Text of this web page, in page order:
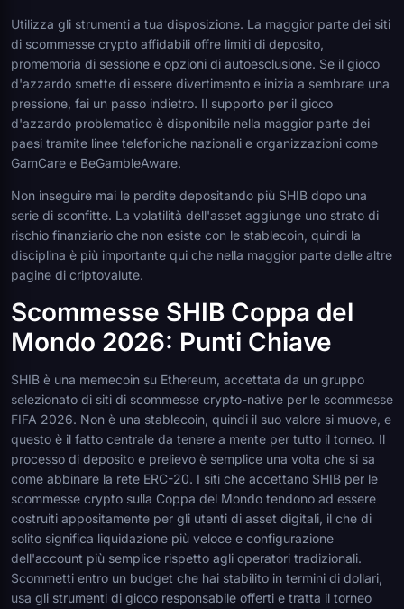
Utilizza gli strumenti a tua disposizione. La maggior parte dei siti
di scommesse crypto affidabili offre limiti di deposito,
promemoria di sessione e opzioni di autoesclusione. Se il gioco
d'azzardo smette di essere divertimento e inizia a sembrare una
pressione, fai un passo indietro. Il supporto per il gioco
d'azzardo problematico è disponibile nella maggior parte dei
paesi tramite linee telefoniche nazionali e organizzazioni come
GamCare e BeGambleAware.
Non inseguire mai le perdite depositando più SHIB dopo una
serie di sconfitte. La volatilità dell'asset aggiunge uno strato di
rischio finanziario che non esiste con le stablecoin, quindi la
disciplina è più importante qui che nella maggior parte delle altre
pagine di criptovalute.
Scommesse SHIB Coppa del
Mondo 2026: Punti Chiave
SHIB è una memecoin su Ethereum, accettata da un gruppo
selezionato di siti di scommesse crypto-native per le scommesse
FIFA 2026. Non è una stablecoin, quindi il suo valore si muove, e
questo è il fatto centrale da tenere a mente per tutto il torneo. Il
processo di deposito e prelievo è semplice una volta che si sa
come abbinare la rete ERC-20. I siti che accettano SHIB per le
scommesse crypto sulla Coppa del Mondo tendono ad essere
costruiti appositamente per gli utenti di asset digitali, il che di
solito significa liquidazione più veloce e configurazione
dell'account più semplice rispetto agli operatori tradizionali.
Scommetti entro un budget che hai stabilito in termini di dollari,
usa gli strumenti di gioco responsabile offerti e tratta il torneo